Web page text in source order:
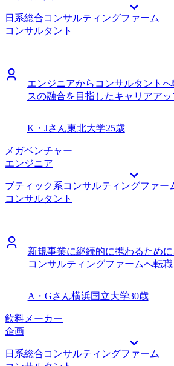
日系総合コンサルティングファーム
コンサルタント
エンジニアからコンサルタント
スの融合を目指したキャリアアッ
K・Jさん東北大学25歳
メガベンチャー
エンジニア
ブティック系コンサルティングファー
コンサルタント
新規事業に継続的に携わるため
コンサルティングファームへ転職
A・Gさん横浜国立大学30歳
飲料メーカー
企画
日系総合コンサルティングファーム